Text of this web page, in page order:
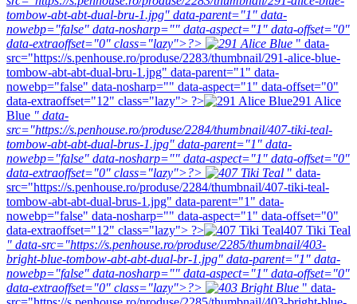
tombow-abt-abt-dual-bru-1.jpg" data-parent="1" data-
nowebp="false" data-nosharp="" data-aspect="1" data-offset="0"
data-extraoffset="0" class="lazy">?>
" data-
src="https://s.penhouse.ro/produse/2283/thumbnail/291-alice-blue-
tombow-abt-abt-dual-bru-1.jpg" data-parent="1" data-
nowebp="false" data-nosharp="" data-aspect="1" data-offset="0"
data-extraoffset="12" class="lazy"> ?>
291 Alice
Blue " data-
src="https://s.penhouse.ro/produse/2284/thumbnail/407-tiki-teal-
tombow-abt-abt-dual-brus-1.jpg" data-parent="1" data-
nowebp="false" data-nosharp="" data-aspect="1" data-offset="0"
data-extraoffset="0" class="lazy">?>
" data-
src="https://s.penhouse.ro/produse/2284/thumbnail/407-tiki-teal-
tombow-abt-abt-dual-brus-1.jpg" data-parent="1" data-
nowebp="false" data-nosharp="" data-aspect="1" data-offset="0"
data-extraoffset="12" class="lazy"> ?>
407 Tiki Teal
" data-src="https://s.penhouse.ro/produse/2285/thumbnail/403-
bright-blue-tombow-abt-abt-dual-br-1.jpg" data-parent="1" data-
nowebp="false" data-nosharp="" data-aspect="1" data-offset="0"
data-extraoffset="0" class="lazy">?>
" data-